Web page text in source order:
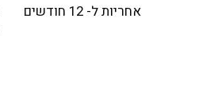
אחריות ל- 12 חודשים